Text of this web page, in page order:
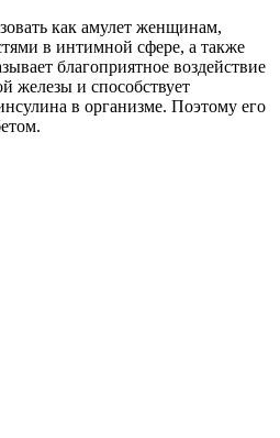
как амулет женщинам,
в интимной сфере, а также
благоприятное воздействие
железы и способствует
в организме. Поэтому его